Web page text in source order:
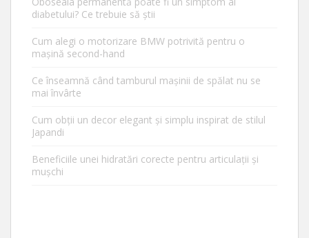
diabetului? Ce trebuie să știi
Cum alegi o motorizare BMW potrivită pentru o
mașină second-hand
Ce înseamnă când tamburul mașinii de spălat nu se
mai învârte
Cum obții un decor elegant și simplu inspirat de stilul
Japandi
Beneficiile unei hidratări corecte pentru articulații și
mușchi